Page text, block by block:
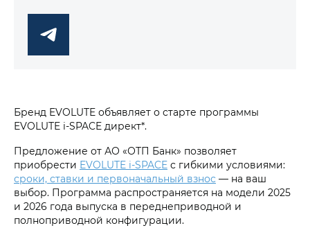
Бренд EVOLUTE объявляет о старте программы
EVOLUTE i‑SPACE директ*.
Предложение от АО «ОТП Банк» позволяет
приобрести EVOLUTE i‑SPACE с гибкими условиями:
сроки, ставки и первоначальный взнос — на ваш
выбор. Программа распространяется на модели 2025
и 2026 года выпуска в переднеприводной и
полноприводной конфигурации.